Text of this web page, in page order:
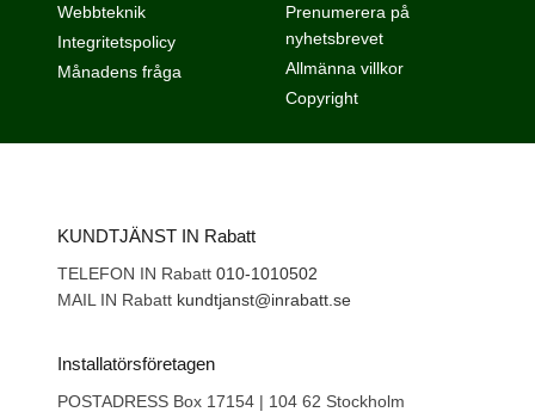
Webbteknik
Integritetspolicy
Månadens fråga
Prenumerera på
nyhetsbrevet
Allmänna villkor
Copyright
KUNDTJÄNST IN Rabatt
TELEFON IN Rabatt 010-1010502
MAIL IN Rabatt kundtjanst@inrabatt.se
Installatörsföretagen
POSTADRESS Box 17154 | 104 62 Stockholm